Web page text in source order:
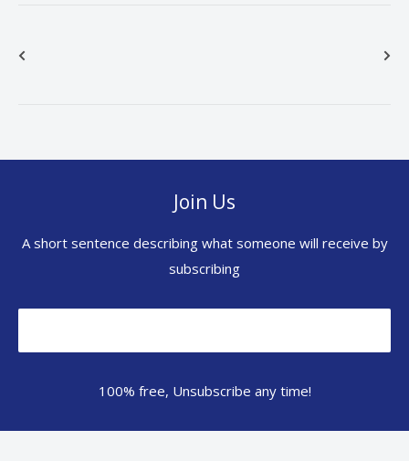
Join Us
A short sentence describing what someone will receive by
subscribing
100% free, Unsubscribe any time!